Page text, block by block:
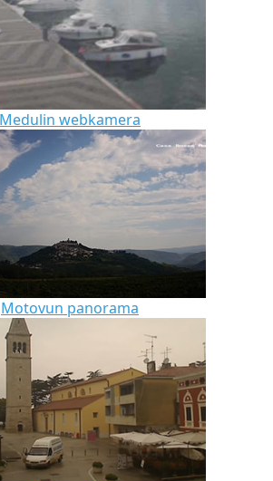
Medulin webkamera
Motovun panorama